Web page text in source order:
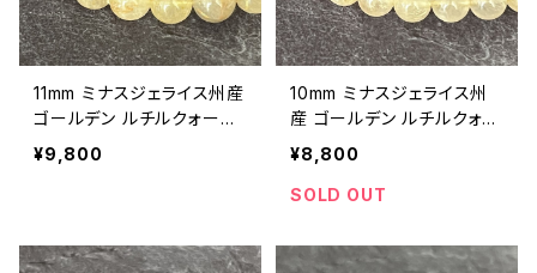
11mm ミナスジェライス州産
ゴールデン ルチルクォーツ
ブレスレット【鑑別済み・画
像現物・RT05】
¥9,800
10mm ミナスジェライス州
産 ゴールデン ルチルクォー
ツ ブレスレット【鑑別済み・
画像現物・RT04】
¥8,800
SOLD OUT